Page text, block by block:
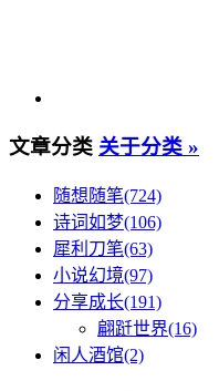
文章分类 关于分类 »
随想随笔(724)
诗词如梦(106)
犀利刀笔(63)
小说幻境(97)
分享成长(191)
翩跹世界(16)
闲人酒馆(2)